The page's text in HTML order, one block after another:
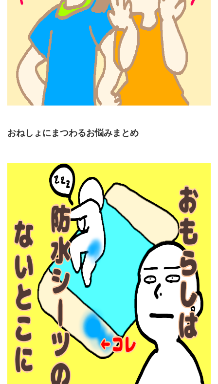
おねしょにまつわるお悩みまとめ